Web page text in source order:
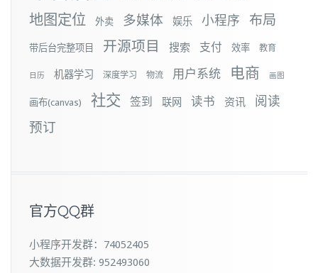
地图定位 外卖 多媒体 娱乐 小程序 布局
带后台完整项目 开源项目 搜索 支付 效率 教育
日历 机器学习 深度学习 物流 用户系统 电商 画图
画布(canvas) 社交 签到 联网 读书 资讯 阅读
预订
官方QQ群
小程序开发群：74052405
大数据开发群: 952493060